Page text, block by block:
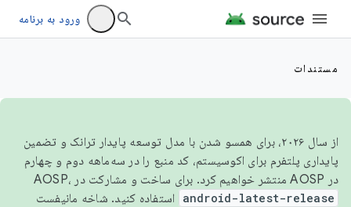
ورود به برنامه
مستندات
از سال ۲۰۲۶، برای همسو شدن با مدل توسعه پایدار ترانک و تضمین
پایداری پلتفرم برای اکوسیستم، کد منبع را در سه‌ماهه دوم و چهارم
در AOSP منتشر خواهیم کرد. برای ساخت و مشارکت در AOSP،
android-latest-release استفاده کنید. شاخه مانیفست